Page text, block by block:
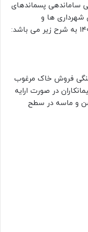
ساماندهی پسماندهای
شهرداری ها و
فروش خاک مرغوب
در صورت ارایه
و ماسه در سطح